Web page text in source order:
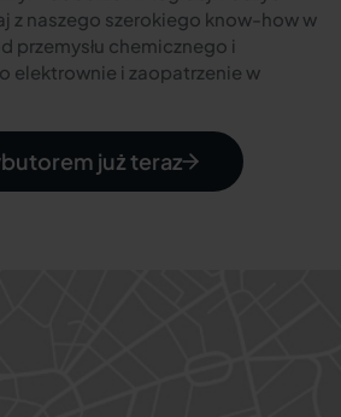
z naszego szerokiego know-how w
przemysłu chemicznego i
elektrownie i zaopatrzenie w
już teraz